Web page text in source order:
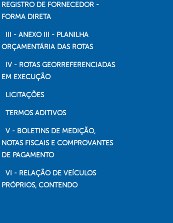
REGISTRO DE FORNECEDOR -
FORMA DIRETA
III - ANEXO III - PLANILHA
ORÇAMENTÁRIA DAS ROTAS
IV - ROTAS GEORREFERENCIADAS
EM EXECUÇÃO
LICITAÇÕES
TERMOS ADITIVOS
V - BOLETINS DE MEDIÇÃO,
NOTAS FISCAIS E COMPROVANTES
DE PAGAMENTO
VI - RELAÇÃO DE VEÍCULOS
PRÓPRIOS, CONTENDO